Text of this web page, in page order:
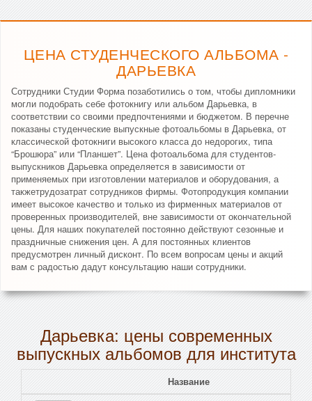
ЦЕНА СТУДЕНЧЕСКОГО АЛЬБОМА -
ДАРЬЕВКА
Сотрудники Студии Форма позаботились о том, чтобы дипломники
могли подобрать себе фотокнигу или альбом Дарьевка, в
соответствии со своими предпочтениями и бюджетом. В перечне
показаны студенческие выпускные фотоальбомы в Дарьевка, от
классической фотокниги высокого класса до недорогих, типа
“Брошюра” или “Планшет”. Цена фотоальбома для студентов-
выпускников Дарьевка определяется в зависимости от
применяемых при изготовлении материалов и оборудования, а
такжетрудозатрат сотрудников фирмы. Фотопродукция компании
имеет высокое качество и только из фирменных материалов от
проверенных производителей, вне зависимости от окончательной
цены. Для наших покупателей постоянно действуют сезонные и
праздничные снижения цен. А для постоянных клиентов
предусмотрен личный дисконт. По всем вопросам цены и акций
вам с радостью дадут консультацию наши сотрудники.
Дарьевка: цены современных
выпускных альбомов для института
Название